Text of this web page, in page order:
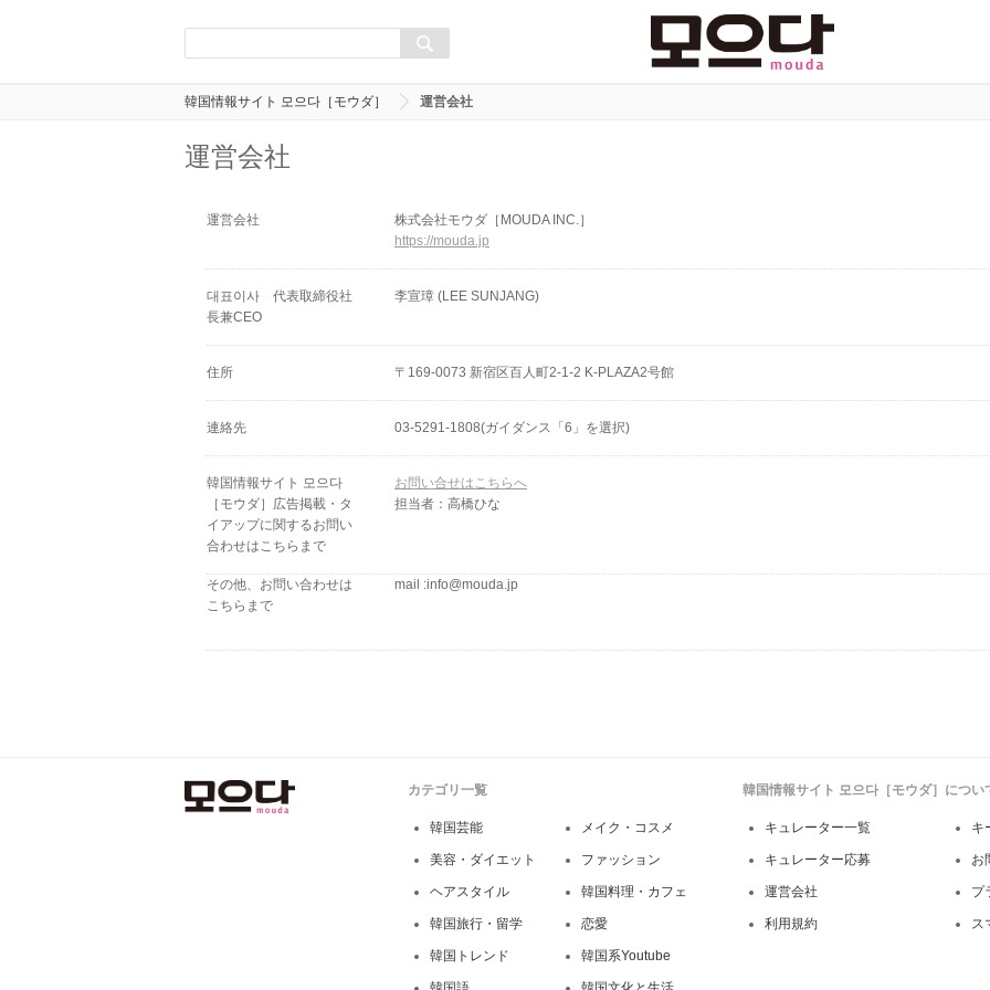
韓国情報サイト 모으다［モウダ］ 運営会社
運営会社
運営会社
株式会社モウダ［MOUDA INC.］
https://mouda.jp
대표이사 代表取締役社
長兼CEO
李宣璋 (LEE SUNJANG)
住所 〒169-0073 新宿区百人町2-1-2 K-PLAZA2号館
連絡先 03-5291-1808(ガイダンス「6」を選択)
韓国情報サイト 모으다
［モウダ］広告掲載・タ
イアップに関するお問い
合わせはこちらまで
お問い合せはこちらへ
担当者：高橋ひな
その他、お問い合わせは
こちらまで
mail :info@mouda.jp
カテゴリ一覧
韓国芸能 メイク・コスメ
美容・ダイエット ファッション
ヘアスタイル 韓国料理・カフェ
韓国旅行・留学 恋愛
韓国トレンド 韓国系Youtube
韓国情報サイト 모으다［モウダ］につい
キュレーター一覧 キ
キュレーター応募 お
運営会社 プ
利用規約 ス